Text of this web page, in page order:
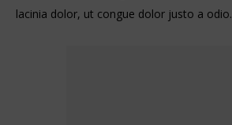
lacinia dolor, ut congue dolor justo a odio.